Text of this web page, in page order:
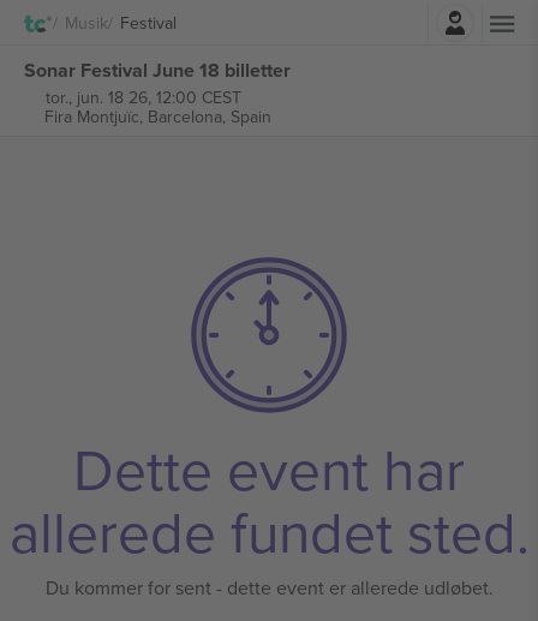
Musik Festival
Sonar Festival June 18 billetter
tor., jun. 18 26, 12:00 CEST
Fira Montjuïc, Barcelona, Spain
Dette event har
allerede fundet sted.
Du kommer for sent - dette event er allerede udløbet.